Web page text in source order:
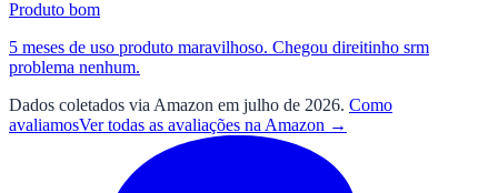
Produto bom
5 meses de uso produto maravilhoso. Chegou direitinho srm
problema nenhum.
Dados coletados via Amazon em julho de 2026. Como
avaliamosVer todas as avaliações na Amazon →